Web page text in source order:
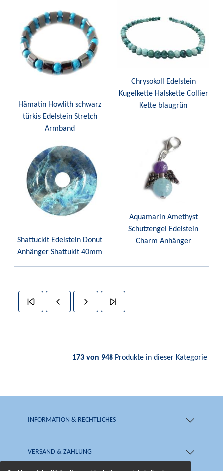
Hämatin Howlith schwarz
türkis Edelstein Stretch
Armband
Chrysokoll Edelstein
Kugelkette Halskette Collier
Kette blaugrün
Shattuckit Edelstein Donut
Anhänger Shattukit 40mm
Aquamarin Amethyst
Schutzengel Edelstein
Charm Anhänger
173 von 948 Produkte in dieser Kategorie
INFORMATION & RECHTLICHES
VERSAND & ZAHLUNG